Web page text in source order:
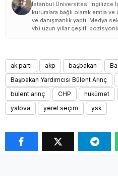
İstanbul Üniversitesi İngilizce
kurumlara bağlı olarak emtia
ve danışmanlık yaptı. Medya
vb) uzun yıllar çeşitli
ak parti akp başbakan
Başbakan Yardımcısı Bülent Arınç
bülent arınç
CHP hükümet
yalova
yerel seçim ysk